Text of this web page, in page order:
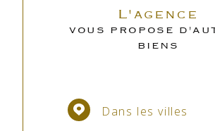
L'agence
VOUS PROPOSE
BIENS
Dans les villes